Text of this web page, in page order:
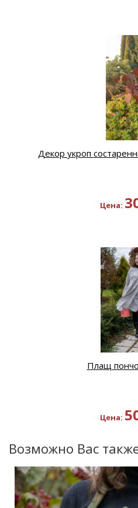
Возможно Вас
Декор укроп
Цена:
Плащ
Цена: